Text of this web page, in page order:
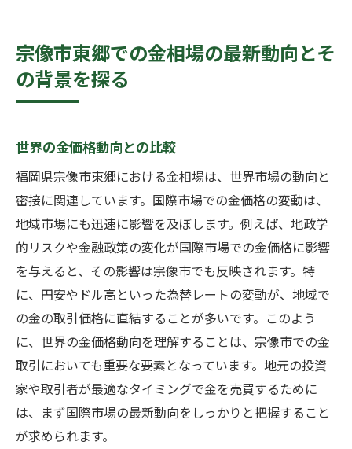
宗像市東郷での金相場の最新動向とそ
の背景を探る
世界の金価格動向との比較
福岡県宗像市東郷における金相場は、世界市場の動向と
密接に関連しています。国際市場での金価格の変動は、
地域市場にも迅速に影響を及ぼします。例えば、地政学
的リスクや金融政策の変化が国際市場での金価格に影響
を与えると、その影響は宗像市でも反映されます。特
に、円安やドル高といった為替レートの変動が、地域で
の金の取引価格に直結することが多いです。このよう
に、世界の金価格動向を理解することは、宗像市での金
取引においても重要な要素となっています。地元の投資
家や取引者が最適なタイミングで金を売買するために
は、まず国際市場の最新動向をしっかりと把握すること
が求められます。